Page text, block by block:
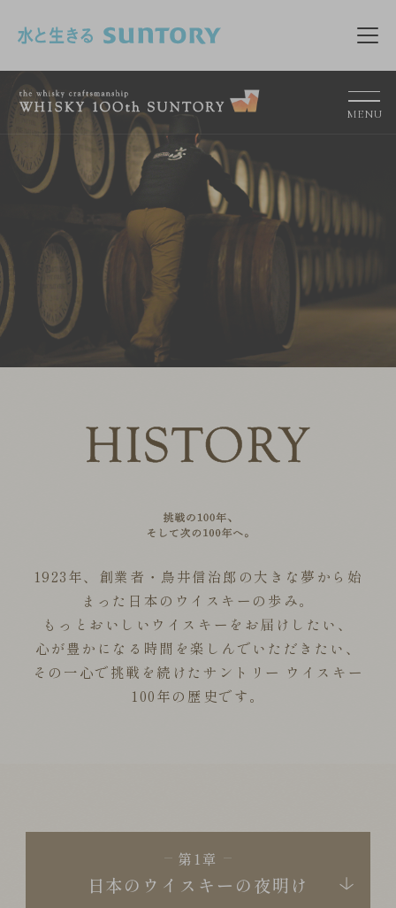
メ
MENU
1923年、創業者・鳥井信治郎の大きな夢から始
まった日本のウイスキーの歩み。
もっとおいしいウイスキーをお届けしたい、
心が豊かになる時間を楽しんでいただきたい、
その一心で挑戦を続けたサントリー ウイスキー
100年の歴史です。
第1章
日本のウイスキーの夜明け